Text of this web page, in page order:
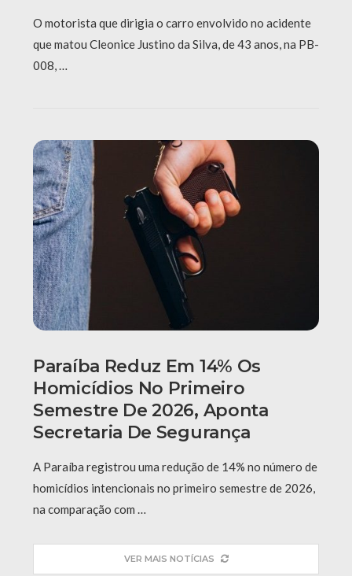
O motorista que dirigia o carro envolvido no acidente
que matou Cleonice Justino da Silva, de 43 anos, na PB-
008, …
Paraíba Reduz Em 14% Os
Homicídios No Primeiro
Semestre De 2026, Aponta
Secretaria De Segurança
A Paraíba registrou uma redução de 14% no número de
homicídios intencionais no primeiro semestre de 2026,
na comparação com …
VER MAIS NOTÍCIAS